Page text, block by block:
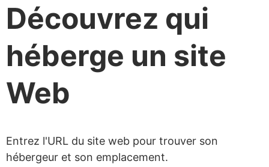
Découvrez qui
héberge un site
Web
Entrez l'URL du site web pour trouver son
hébergeur et son emplacement.